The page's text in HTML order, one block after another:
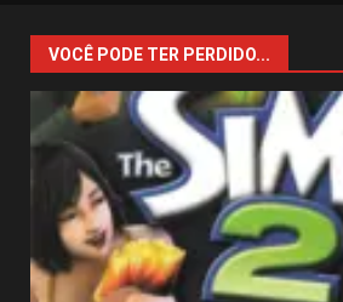
VOCÊ PODE TER PERDIDO...